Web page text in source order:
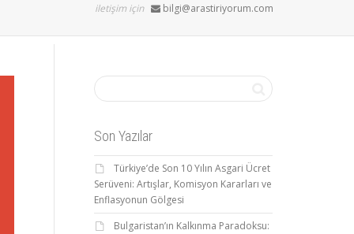
iletişim için bilgi@arastiriyorum.com
Son Yazılar
Türkiye’de Son 10 Yılın Asgari Ücret
Serüveni: Artışlar, Komisyon Kararları ve
Enflasyonun Gölgesi
Bulgaristan’ın Kalkınma Paradoksu: